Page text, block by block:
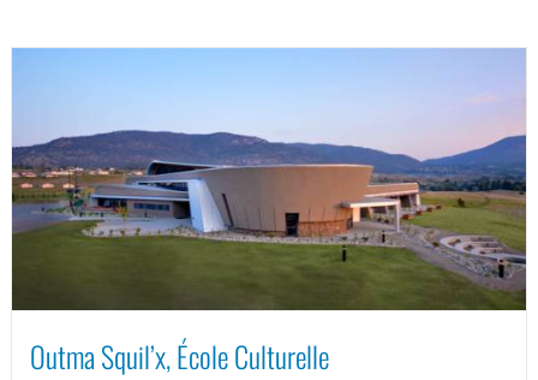
Outma Squil’x, École Culturelle